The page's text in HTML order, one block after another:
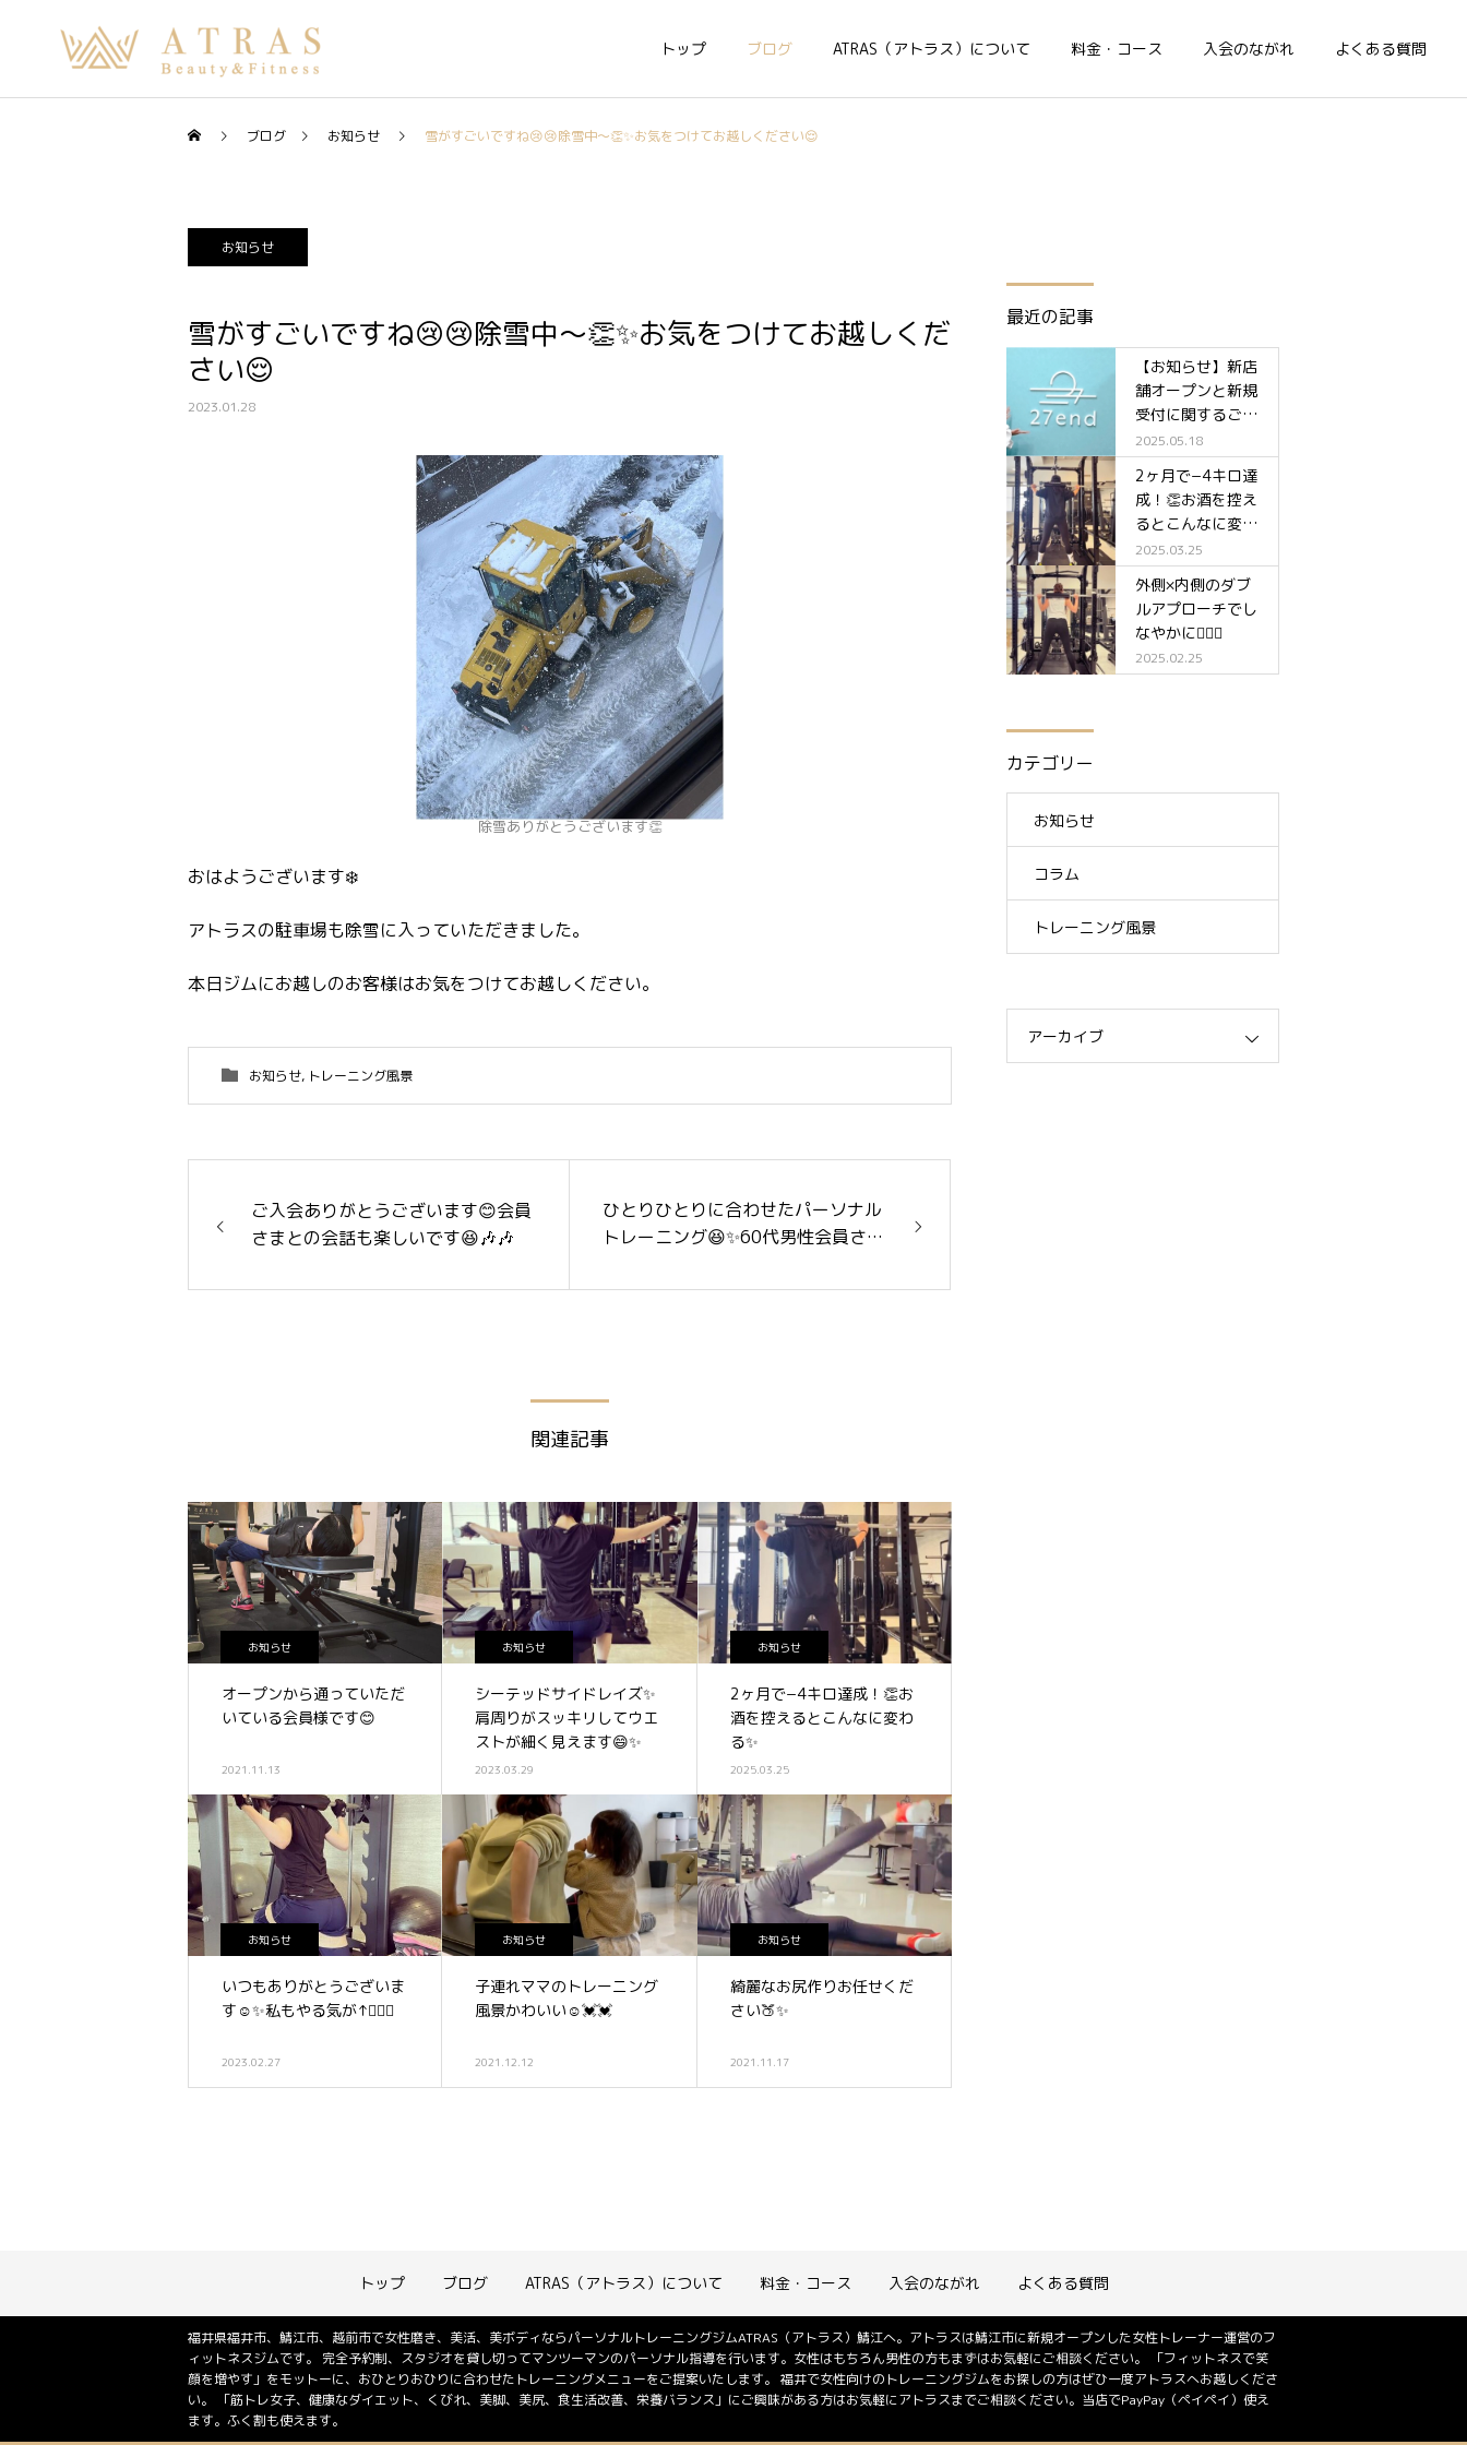
トップ ブログ ATRAS（アトラス）について 料金・コース 入会のながれ よくある質問
ブログ お知らせ 雪がすごいですね😢😢除雪中〜👏✨お気をつけてお越しください😌
お知らせ
雪がすごいですね😢😢除雪中〜👏✨お気をつけてお越しくだ
さい😌
2023.01.28
除雪ありがとうございます👏
おはようございます❄️
アトラスの駐車場も除雪に入っていただきました。
本日ジムにお越しのお客様はお気をつけてお越しください。
お知らせ, トレーニング風景
ご入会ありがとうございます😊会員
さまとの会話も楽しいです😆🎶🎶
ひとりひとりに合わせたパーソナル
トレーニング😆✨60代男性会員さま
関連記事
お知らせ
オープンから通っていただ
いている会員様です😊
2021.11.13
お知らせ
シーテッドサイドレイズ✨
肩周りがスッキリしてウエ
ストが細く見えます😄✨
2023.03.29
お知らせ
2ヶ月で−4キロ達成！👏お
酒を控えるとこんなに変わ
る✨
2025.03.25
お知らせ
いつもありがとうございま
す☺️✨私もやる気が↑🏋️‍♀️✨
2023.02.27
お知らせ
子連れママのトレーニング
風景かわいい☺️💓💓
2021.12.12
お知らせ
綺麗なお尻作りお任せくだ
さい🍑✨
2021.11.17
最近の記事
【お知らせ】新店
舗オープンと新規
受付に関するご案
内✨
2025.05.18
2ヶ月で−4キロ達
成！👏お酒を控え
るとこんなに変わ
る✨
2025.03.25
外側×内側のダブ
ルアプローチでし
なやかに🧘‍♀️✨
2025.02.25
カテゴリー
お知らせ
コラム
トレーニング風景
アーカイブ
トップ ブログ ATRAS（アトラス）について 料金・コース 入会のながれ よくある質問
福井県福井市、鯖江市、越前市で女性磨き、美活、美ボディならパーソナルトレーニングジムATRAS（アトラス）鯖江へ。アトラスは鯖江市に新規オープンした女性トレーナー運営のフ
ィットネスジムです。 完全予約制、スタジオを貸し切ってマンツーマンのパーソナル指導を行います。女性はもちろん男性の方もまずはお気軽にご相談ください。 「フィットネスで笑
顔を増やす」をモットーに、おひとりおひりに合わせたトレーニングメニューをご提案いたします。 福井で女性向けのトレーニングジムをお探しの方はぜひ一度アトラスへお越しくださ
い。 「筋トレ女子、健康なダイエット、くびれ、美脚、美尻、食生活改善、栄養バランス」にご興味がある方はお気軽にアトラスまでご相談ください。当店でPayPay（ペイペイ）使え
ます。ふく割も使えます。